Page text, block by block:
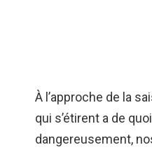
À l’approche de la
qui s’étirent a de
dangereusement,